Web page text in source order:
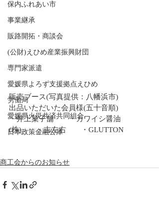
保内ふれあい市
事業継承
販路開拓・商談会
(公財)えひめ産業振興財団
専門家派遣
愛媛県よろず支援拠点えひめ
労働局
愛媛県火災共済共同組合
日本政策金融公庫
販売ブース(写真提供：八幡浜市)
出品いただいた会員様(五十音順)
・井上菓子舗　　・カワイシ醤油
(株)　　・吉左右　　・GLUTTON
商工会からのお知らせ